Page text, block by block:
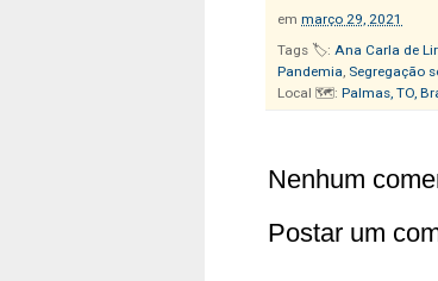
em março 29, 2021
Tags 🏷️: Ana Carla de
Pandemia Segregação
Local 🗺️: Palmas, TO,
Nenhum
Postar um